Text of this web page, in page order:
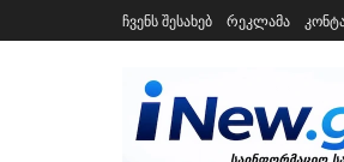
ჩვენს შესახებ რეკლამა